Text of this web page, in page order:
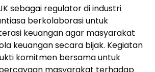
sebagai regulator di industri
berkolaborasi untuk
keuangan agar masyarakat
keuangan secara bijak. Kegiatan
komitmen bersama untuk